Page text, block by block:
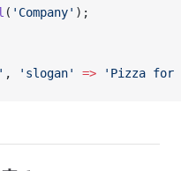
( 'Company' );
, 'slogan' => 'Pizza for